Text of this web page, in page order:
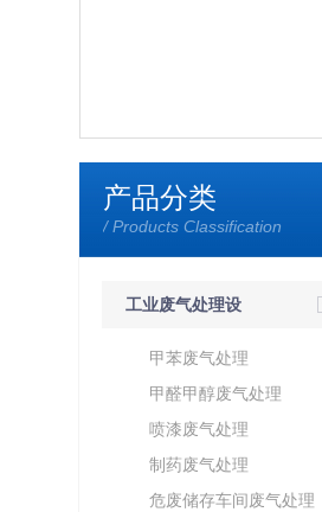
产品分类
/ Products Classification
工业废气处理设
甲苯废气处理
甲醛甲醇废气处理
喷漆废气处理
制药废气处理
危废储存车间废气处理